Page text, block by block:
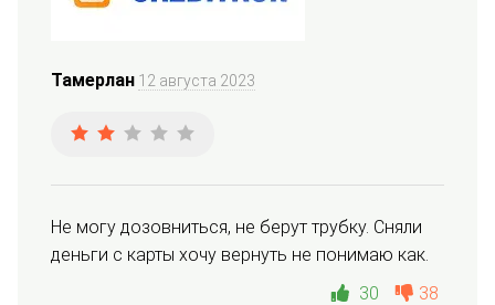
Тамерлан 12 августа 2023
Не могу дозовниться, не берут трубку. Сняли
деньги с карты хочу вернуть не понимаю как.
30
38